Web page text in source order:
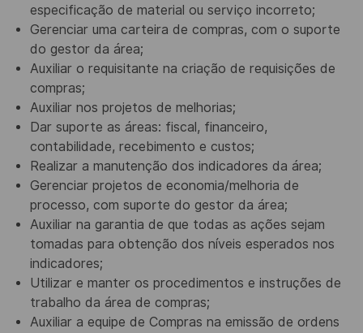
especificação de material ou serviço incorreto;
Gerenciar uma carteira de compras, com o suporte
do gestor da área;
Auxiliar o requisitante na criação de requisições de
compras;
Auxiliar nos projetos de melhorias;
Dar suporte as áreas: fiscal, financeiro,
contabilidade, recebimento e custos;
Realizar a manutenção dos indicadores da área;
Gerenciar projetos de economia/melhoria de
processo, com suporte do gestor da área;
Auxiliar na garantia de que todas as ações sejam
tomadas para obtenção dos níveis esperados nos
indicadores;
Utilizar e manter os procedimentos e instruções de
trabalho da área de compras;
Auxiliar a equipe de Compras na emissão de ordens